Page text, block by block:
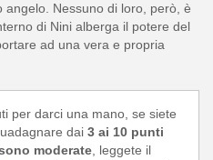
Nessuno di loro, però, è
di Nini alberga il potere del
ad una vera e propria
per darci una mano, se siete
dai 3 ai 10 punti
moderate, leggete il